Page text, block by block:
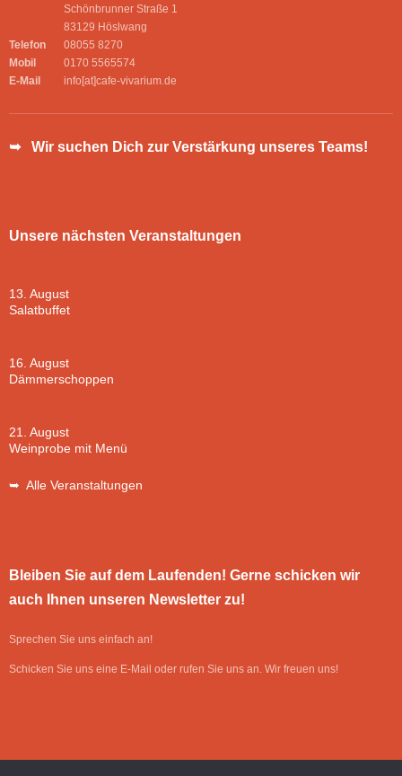
Schönbrunner Straße 1
83129 Höslwang
Telefon
08055 8270
Mobil
0170 5565574
E-Mail
info[at]cafe-vivarium.de
➥ Wir suchen Dich zur Verstärkung unseres Teams!
Unsere nächsten Veranstaltungen
13. August
Salatbuffet
16. August
Dämmerschoppen
21. August
Weinprobe mit Menü
➥ Alle Veranstaltungen
Bleiben Sie auf dem Laufenden! Gerne schicken wir
auch Ihnen unseren Newsletter zu!
Sprechen Sie uns einfach an!
Schicken Sie uns eine E-Mail oder rufen Sie uns an. Wir freuen uns!